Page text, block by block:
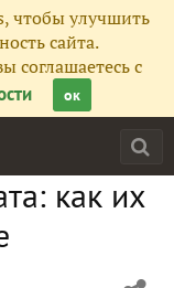
чтобы улучшить
сайта.
соглашаетесь с
ок
как их